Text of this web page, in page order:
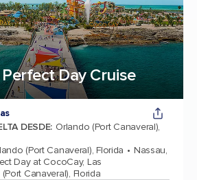
Day Cruise
DESDE: Orlando (Port Canaveral),
(Port Canaveral), Florida
Nassau,
Day at CocoCay, Las
Canaveral), Florida